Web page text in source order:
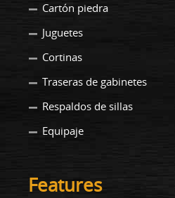
Cartón piedra
Juguetes
Cortinas
Traseras de gabinetes
Respaldos de sillas
Equipaje
Features